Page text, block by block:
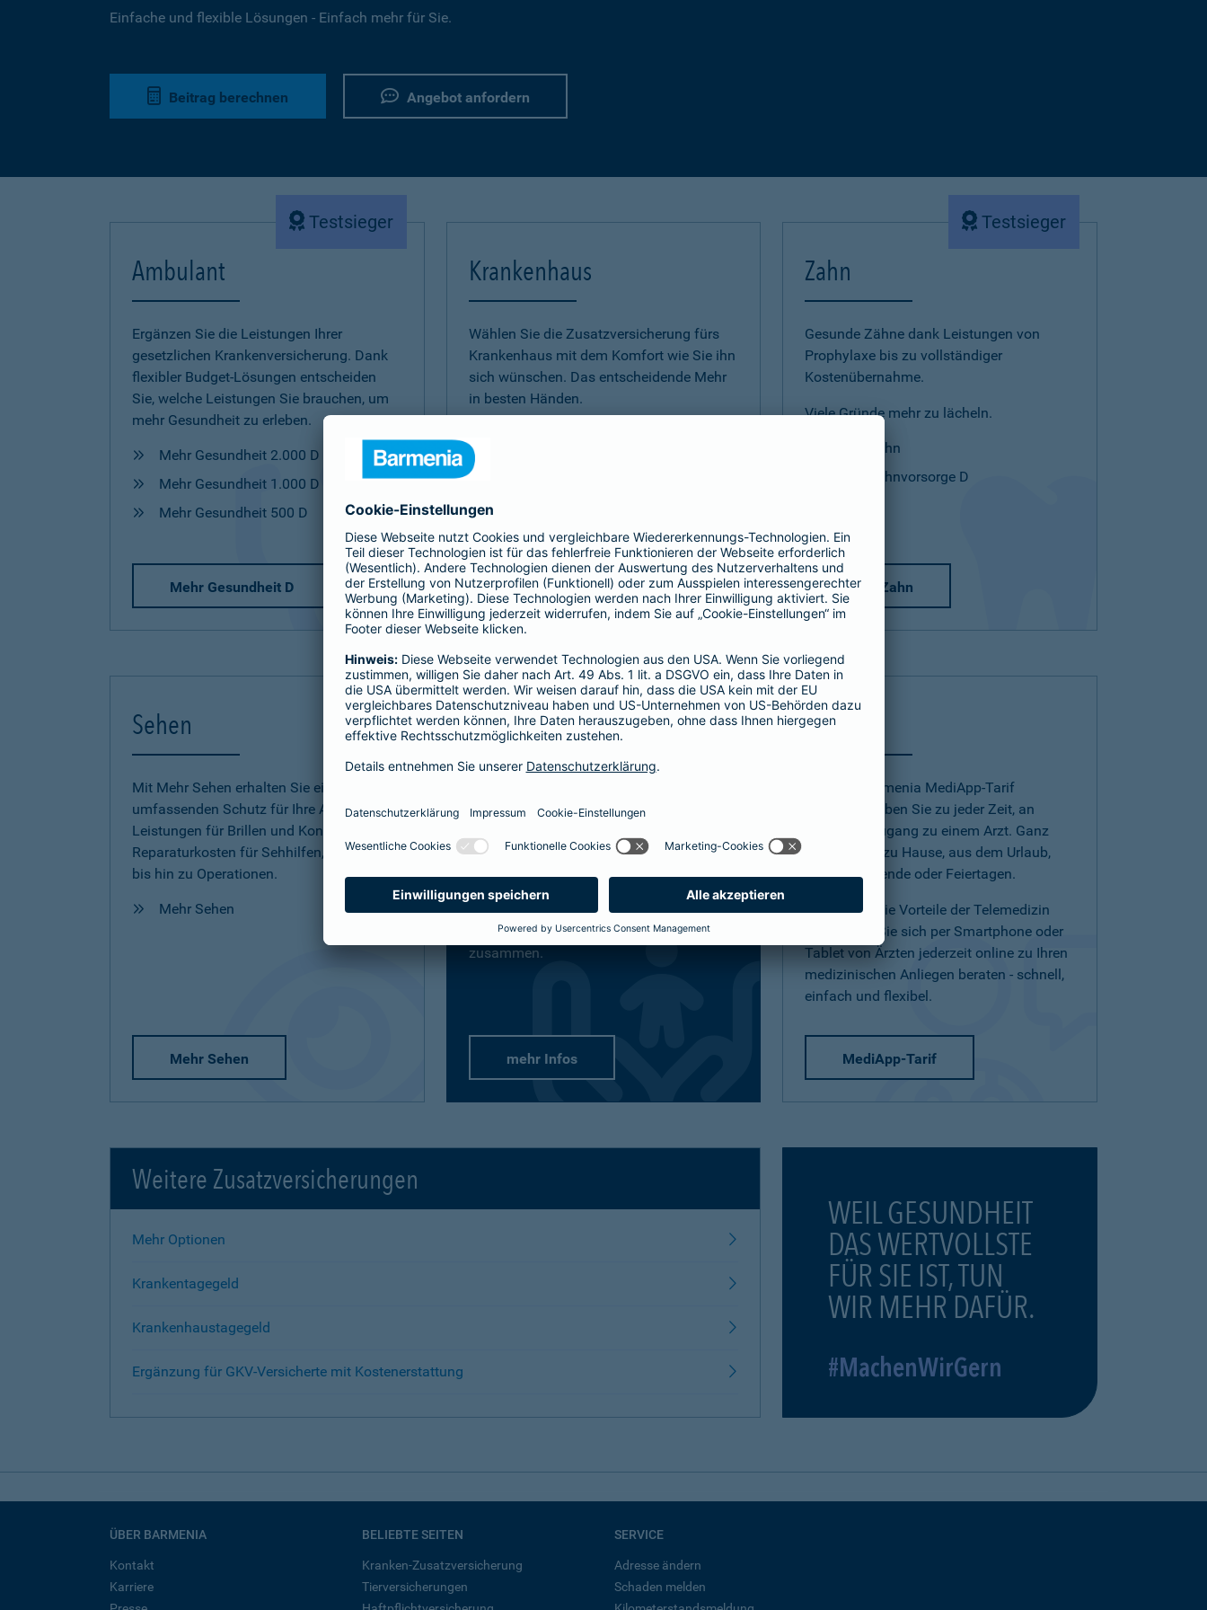
Einfache und flexible Lösungen - Einfach mehr für Sie.
Beitrag berechnen Angebot anfordern
Testsieger
Ambulant
Ergänzen Sie die Leistungen Ihrer
gesetzlichen Krankenversicherung. Dank
flexibler Budget-Lösungen entscheiden
Sie, welche Leistungen Sie brauchen, um
mehr Gesundheit zu erleben.
Mehr Gesundheit 2.000 D
Mehr Gesundheit 1.000 D
Mehr Gesundheit 500 D
Mehr Gesundheit D
Krankenhaus
Wählen Sie die Zusatzversicherung fürs
Krankenhaus mit dem Komfort wie Sie ihn
sich wünschen. Das entscheidende Mehr
in besten Händen.
Mehr Komfort
Testsieger
Zahn
Gesunde Zähne dank Leistungen von
Prophylaxe bis zu vollständiger
Kostenübernahme.
Viele Gründe mehr zu lächeln.
Mehr Zahn
Mehr Zahnvorsorge D
Mehr Zahn
Sehen
Mit Mehr Sehen erhalten Sie einen
umfassenden Schutz für Ihre Augen inkl.
Leistungen für Brillen und Kontaktlinsen,
Reparaturkosten für Sehhilfen, Vorsorge
bis hin zu Operationen.
Mehr Sehen
Mehr Sehen
Versicherungen für Kinder
definitiv den bestmöglichen Schutz
vielfältig und flexibel.
Passend-für-Kinder-Schutz
: Wählen Sie
aus unseren empfohlenen Paketen oder
stellen Sie sich gezielt die Produkte
zusammen.
mehr Infos
Telearzt
Mit dem Barmenia MediApp-Tarif
(Telearzt) haben Sie zu jeder Zeit, an
jedem Ort Zugang zu einem Arzt. Ganz
einfach von zu Hause, aus dem Urlaub,
am Wochenende oder Feiertagen.
Nutzen Sie die Vorteile der Telemedizin
und lassen Sie sich per Smartphone oder
Tablet von Ärzten jederzeit online zu Ihren
medizinischen Anliegen beraten - schnell,
einfach und flexibel.
MediApp-Tarif
Weitere Zusatzversicherungen
Mehr Optionen
Krankentagegeld
Krankenhaustagegeld
Ergänzung für GKV-Versicherte mit Kostenerstattung
WEIL GESUNDHEIT
DAS WERTVOLLSTE
FÜR SIE IST, TUN
WIR MEHR DAFÜR.
#MachenWirGern
ÜBER BARMENIA
Kontakt
Karriere
BELIEBTE SEITEN
Kranken-Zusatzversicherung
Tierversicherungen
SERVICE
Adresse ändern
Schaden melden